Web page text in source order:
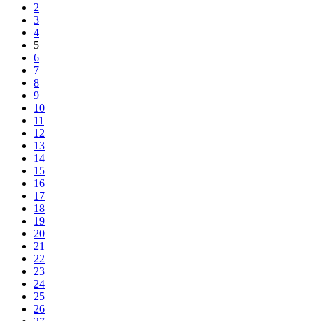
2
3
4
5
6
7
8
9
10
11
12
13
14
15
16
17
18
19
20
21
22
23
24
25
26